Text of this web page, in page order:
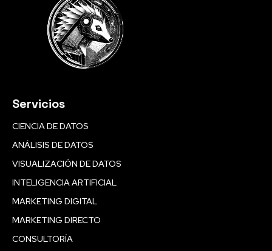
Servicios
CIENCIA DE DATOS
ANÁLISIS DE DATOS
VISUALIZACIÓN DE DATOS
INTELIGENCIA ARTIFICIAL
MARKETING DIGITAL
MARKETING DIRECTO
CONSULTORÍA